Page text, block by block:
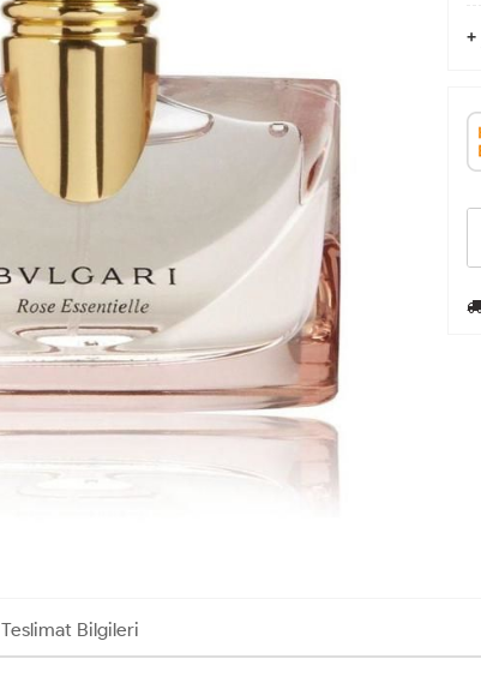
+
Teslimat Bilgileri